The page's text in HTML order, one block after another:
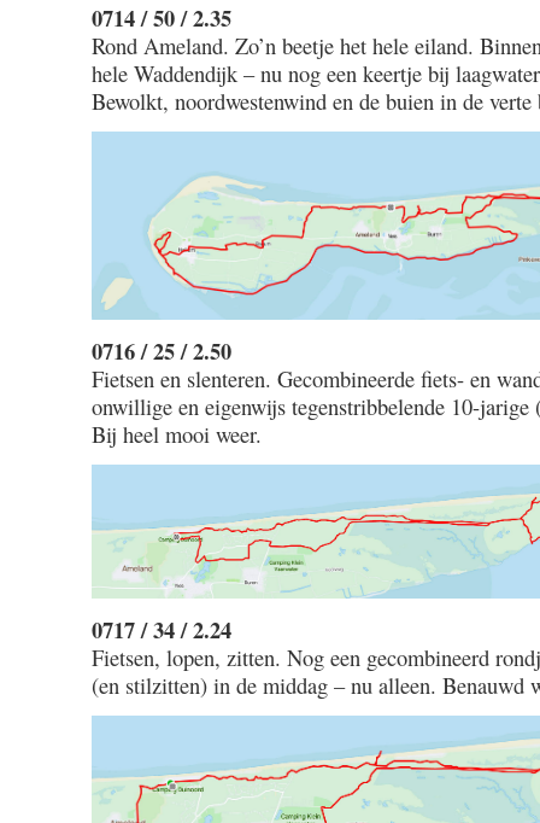
0714 / 50 / 2.35
Rond Ameland. Zo’n beetje het hele eiland.
hele Waddendijk – nu nog een keertje bij
Bewolkt, noordwestenwind en de buien in de verte
0716 / 25 / 2.50
Fietsen en slenteren. Gecombineerde fiets- en
onwillige en eigenwijs tegenstribbelende 10-jarige
Bij heel mooi weer.
0717 / 34 / 2.24
Fietsen, lopen, zitten. Nog een gecombineerd
(en stilzitten) in de middag – nu alleen. Benauwd